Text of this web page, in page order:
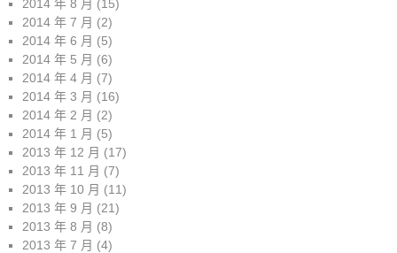
2014 年 8 月 (15)
2014 年 7 月 (2)
2014 年 6 月 (5)
2014 年 5 月 (6)
2014 年 4 月 (7)
2014 年 3 月 (16)
2014 年 2 月 (2)
2014 年 1 月 (5)
2013 年 12 月 (17)
2013 年 11 月 (7)
2013 年 10 月 (11)
2013 年 9 月 (21)
2013 年 8 月 (8)
2013 年 7 月 (4)